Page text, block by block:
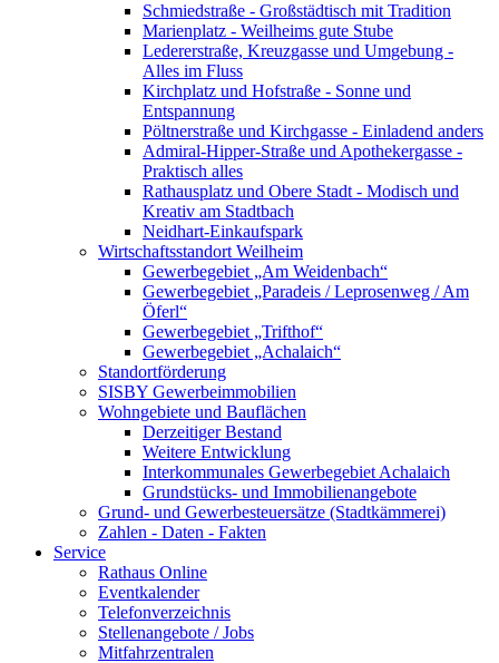
Schmiedstraße - Großstädtisch mit Tradition
Marienplatz - Weilheims gute Stube
Ledererstraße, Kreuzgasse und Umgebung -
Alles im Fluss
Kirchplatz und Hofstraße - Sonne und
Entspannung
Pöltnerstraße und Kirchgasse - Einladend anders
Admiral-Hipper-Straße und Apothekergasse -
Praktisch alles
Rathausplatz und Obere Stadt - Modisch und
Kreativ am Stadtbach
Neidhart-Einkaufspark
Wirtschaftsstandort Weilheim
Gewerbegebiet „Am Weidenbach“
Gewerbegebiet „Paradeis / Leprosenweg / Am
Öferl“
Gewerbegebiet „Trifthof“
Gewerbegebiet „Achalaich“
Standortförderung
SISBY Gewerbeimmobilien
Wohngebiete und Bauflächen
Derzeitiger Bestand
Weitere Entwicklung
Interkommunales Gewerbegebiet Achalaich
Grundstücks- und Immobilienangebote
Grund- und Gewerbesteuersätze (Stadtkämmerei)
Zahlen - Daten - Fakten
Service
Rathaus Online
Eventkalender
Telefonverzeichnis
Stellenangebote / Jobs
Mitfahrzentralen